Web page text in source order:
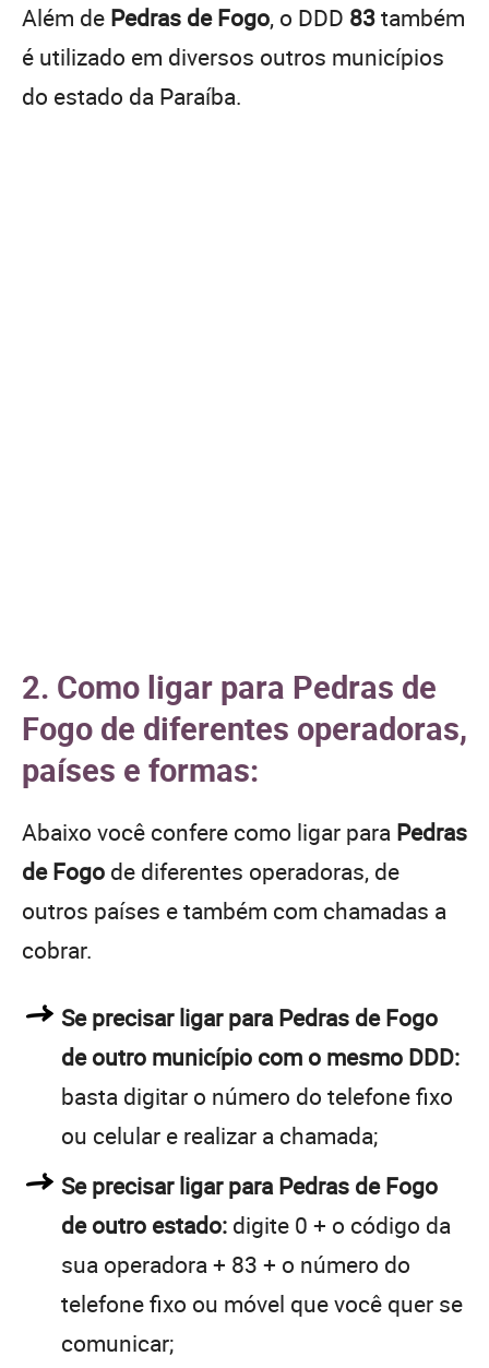
Além de Pedras de Fogo, o DDD 83também
é utilizado em diversos outros municípios
do estado da Paraíba.
2. Como ligar para Pedras de
Fogo de diferentes operadoras,
países e formas:
Abaixo você confere como ligar para Pedras
de Fogo de diferentes operadoras, de
outros países e também com chamadas a
cobrar.
Se precisar ligar para Pedras de Fogo
de outro município com o mesmo DDD:
basta digitar o número do telefone fixo
ou celular e realizar a chamada;
Se precisar ligar para Pedras de Fogo
de outro estado: digite 0 + o código da
sua operadora + 83 + o número do
telefone fixo ou móvel que você quer se
comunicar;